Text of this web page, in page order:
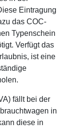
Eintragung
das COC-
Typenschein
Verfügt das
ist eine
fällt bei der
in
diese in